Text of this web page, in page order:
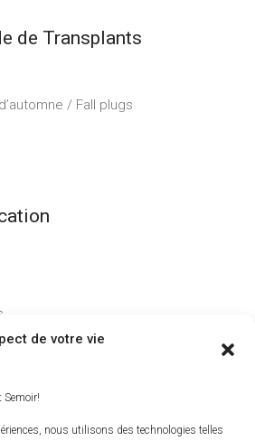
de votre vie
Semoir!
nous utilisons des technologies telles
de Transplants
/ Fall plugs